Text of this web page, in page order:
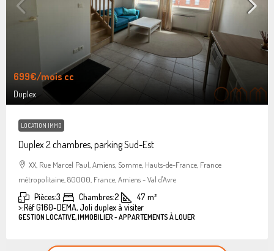
699€/mois cc
Duplex
LOCATION IMMO
Duplex 2 chambres, parking Sud-Est
XX, Rue Marcel Paul, Amiens, Somme, Hauts-de-France, France
métropolitaine, 80000, France, Amiens - Val d'Avre
Pièces:3 Chambres:2 47 m²
>:Réf G160-DEMA, Joli duplex à visiter
GESTION LOCATIVE, IMMOBILIER - APPARTEMENTS À LOUER